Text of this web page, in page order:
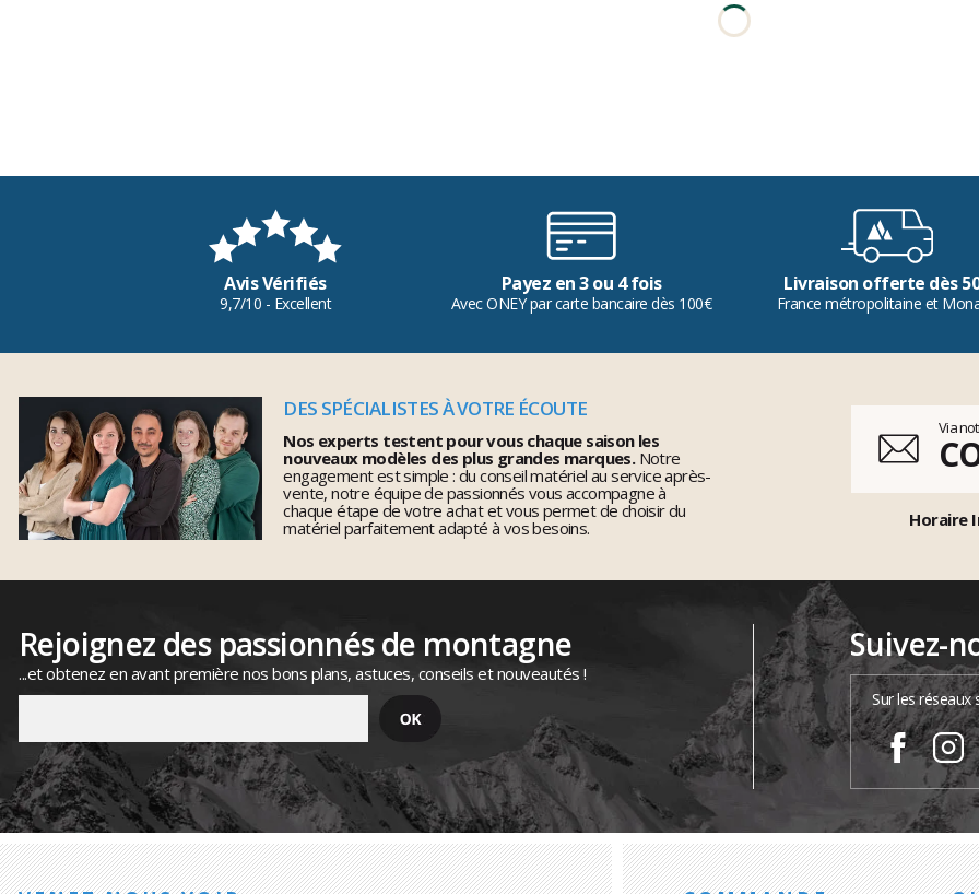
Avis Vérifiés
9,7/10 - Excellent
Payez en 3 ou 4 fois
Avec ONEY par carte bancaire dès 100€
Livraison offerte dès
France métropolitaine et
DES SPÉCIALISTES À VOTRE ÉCOUTE
Nos experts testent pour vous chaque saison les
nouveaux modèles des plus grandes marques.Notre
engagement est simple : du conseil matériel au service après-
vente, notre équipe de passionnés vous accompagne à
chaque étape de votre achat et vous permet de choisir du
matériel parfaitement adapté à vos besoins.
Via
Horaire
Rejoignez des passionnés de montagne
...et obtenez en avant première nos bons plans, astuces, conseils et nouveautés !
Suivez-
Sur les réseaux